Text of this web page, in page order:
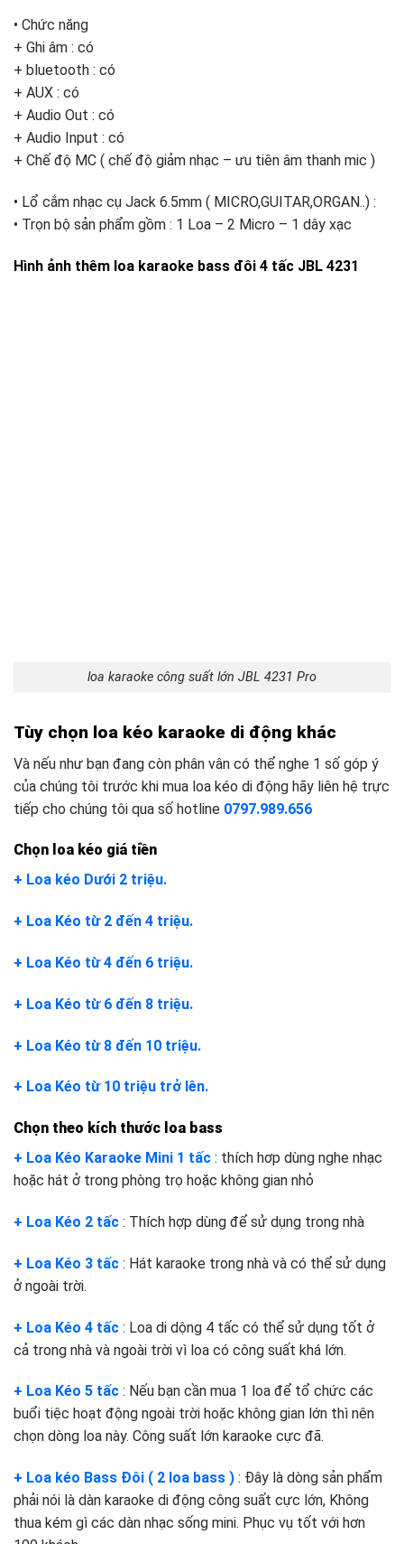
• Chức năng
+ Ghi âm : có
+ bluetooth : có
+ AUX : có
+ Audio Out : có
+ Audio Input : có
+ Chế độ MC ( chế độ giảm nhạc – ưu tiên âm thanh mic )
• Lổ cắm nhạc cụ Jack 6.5mm ( MICRO,GUITAR,ORGAN..) :
• Trọn bộ sản phẩm gồm : 1 Loa – 2 Micro – 1 dây xạc
Hình ảnh thêm loa karaoke bass đôi 4 tấc JBL 4231
loa karaoke công suất lớn JBL 4231 Pro
Tùy chọn loa kéo karaoke di động khác
Và nếu như bạn đang còn phân vân có thể nghe 1 số góp ý
của chúng tôi trước khi mua loa kéo di động hãy liên hệ trực
tiếp cho chúng tôi qua số hotline 0797.989.656
Chọn loa kéo giá tiền
+ Loa kéo Dưới 2 triệu.
+ Loa Kéo từ 2 đến 4 triệu.
+ Loa Kéo từ 4 đến 6 triệu.
+ Loa Kéo từ 6 đến 8 triệu.
+ Loa Kéo từ 8 đến 10 triệu.
+ Loa Kéo từ 10 triệu trở lên.
Chọn theo kích thước loa bass
+ Loa Kéo Karaoke Mini 1 tấc : thích hơp dùng nghe nhạc
hoặc hát ở trong phòng trọ hoặc không gian nhỏ
+ Loa Kéo 2 tấc : Thích hợp dùng để sử dụng trong nhà
+ Loa Kéo 3 tấc : Hát karaoke trong nhà và có thể sử dụng
ở ngoài trời.
+ Loa Kéo 4 tấc : Loa di dộng 4 tấc có thể sử dụng tốt ở
cả trong nhà và ngoài trời vì loa có công suất khá lớn.
+ Loa Kéo 5 tấc : Nếu bạn cần mua 1 loa để tổ chức các
buổi tiệc hoạt động ngoài trời hoặc không gian lớn thì nên
chọn dòng loa này. Công suất lớn karaoke cực đã.
+ Loa kéo Bass Đôi ( 2 loa bass ) : Đây là dòng sản phẩm
phải nói là dàn karaoke di động công suất cực lớn, Không
thua kém gì các dàn nhạc sống mini. Phục vụ tốt với hơn